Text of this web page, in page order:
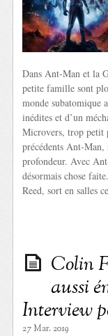
Dans Ant-Man et la
petite famille sont
monde subatomique
inédites et d’un
Microvers, trop petit
précédents Ant-
profondeur. Avec
désormais chose
Reed, sort en salles
Colin
aussi
Interview
27 Mar. 2019